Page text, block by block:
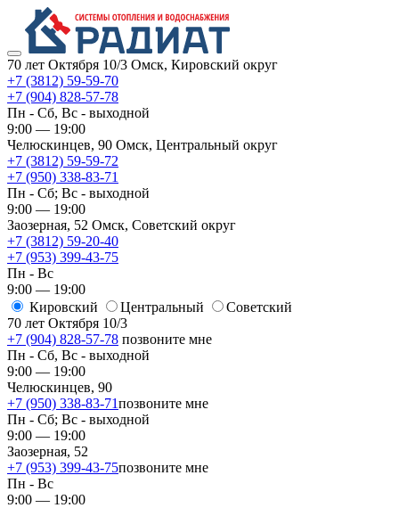
70 лет Октября 10/3 Омск, Кировский округ
+7 (3812) 59-59-70
+7 (904) 828-57-78
Пн - Сб, Вс - выходной
9:00 — 19:00
Челюскинцев, 90 Омск, ​Центральный округ
+7 (3812) 59-59-72
+7 (950) 338-83-71
Пн - Сб; Вс - выходной
9:00 — 19:00
Заозерная, 52 Омск, ​Советский округ
+7 (3812) 59-20-40
+7 (953) 399-43-75
Пн - Вс
9:00 — 19:00
Кировский
​Центральный
​Советский
70 лет Октября 10/3
+7 (904) 828-57-78 позвоните мне
Пн - Сб, Вс - выходной
9:00 — 19:00
Челюскинцев, 90
+7 (950) 338-83-71позвоните мне
Пн - Сб; Вс - выходной
9:00 — 19:00
Заозерная, 52
+7 (953) 399-43-75позвоните мне
Пн - Вс
9:00 — 19:00